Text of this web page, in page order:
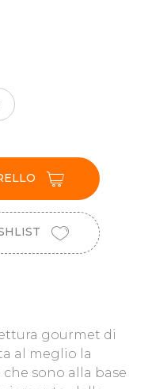
gourmet di
al meglio la
sono alla base